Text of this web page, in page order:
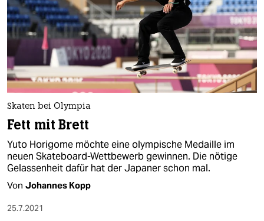
Skaten bei Olympia
Fett mit Brett
Yuto Horigome möchte eine olympische Medaille im
neuen Skateboard-Wettbewerb gewinnen. Die nötige
Gelassenheit dafür hat der Japaner schon mal.
Von Johannes Kopp
25.7.2021